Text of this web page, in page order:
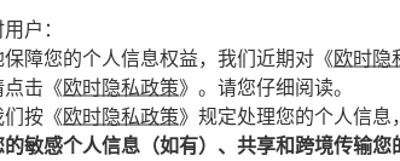
值
PULSAR
橙色
户：
障您的个人信息权益，我们近期对 《欧时隐
击 《欧时隐私政策》 。请您仔细阅读。
们按 《欧时隐私政策》 规定处理您的个人信息
敏感个人信息（如有）、共享和跨境传输您